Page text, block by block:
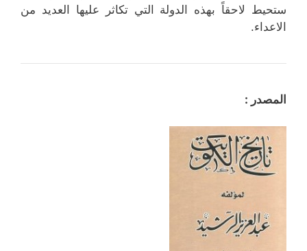
ستحيط لاحقاً بهذه الدولة التي تكاثر عليها العديد من
الاعداء.
المصدر :